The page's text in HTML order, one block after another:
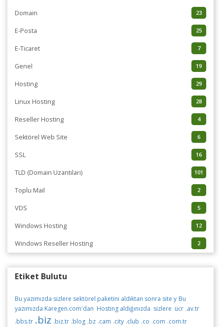
23
Domain
25
E-Posta
7
E-Ticaret
19
Genel
29
Hosting
28
Linux Hosting
4
Reseller Hosting
6
Sektörel Web Site
16
SSL
101
TLD (Domain Uzantıları)
2
Toplu Mail
5
VDS
12
Windows Hosting
2
Windows Reseller Hosting
Etiket Bulutu
Bu yazımızda sizlere sektörel paketini aldıktan sonra site y Bu
yazımızda Karegen.com'dan Hosting aldığınızda sizlere ücr .av.tr
.bbs.tr .biz .biz.tr .blog .bz .cam .city .club .co .com .com.tr